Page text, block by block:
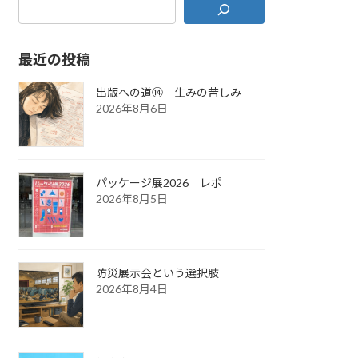
最近の投稿
出版への道⑭ 生みの苦しみ
2026年8月6日
パッケージ展2026 レポ
2026年8月5日
防災展示会という選択肢
2026年8月4日